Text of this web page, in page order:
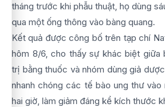
tháng trước khi phẫu thuật, họ dùng
qua một ống thông vào bàng quang.
Kết quả được công bố trên tạp chí
hôm 8/6, cho thấy sự khác biệt giữa
trị bằng thuốc và nhóm dùng giả
nhanh chóng các tế bào ung thư
hai giờ, làm giảm đáng kể kích thước